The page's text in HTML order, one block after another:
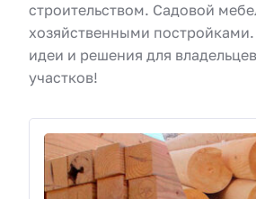
строительством. Садовой
хозяйственными
идеи и решения для
участков!